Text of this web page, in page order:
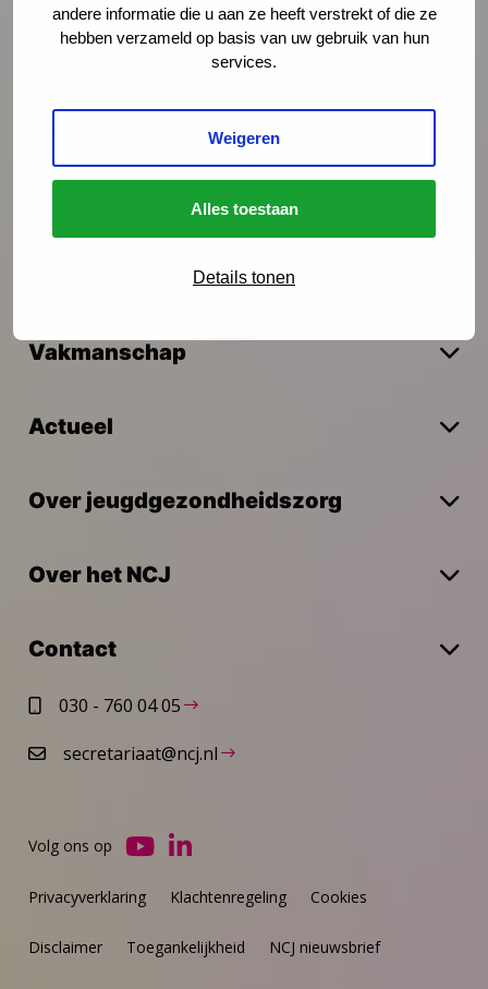
andere informatie die u aan ze heeft verstrekt of die ze
hebben verzameld op basis van uw gebruik van hun
services.
Weigeren
Alles toestaan
Details tonen
Schrijf je in
Vakmanschap
Actueel
Over jeugdgezondheidszorg
Over het NCJ
Contact
030 - 760 04 05
secretariaat@ncj.nl
Privacyverklaring Klachtenregeling Cookies
Disclaimer Toegankelijkheid NCJ nieuwsbrief
Volg ons op
Ga
YouTube
Ga
LinkedIn